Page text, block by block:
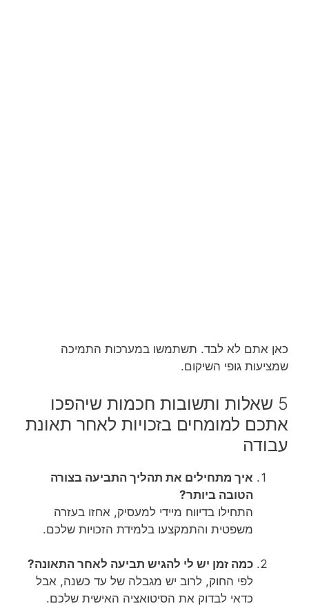
כאן אתם לא לבד. תשתמשו במערכות התמיכה
שמציעות גופי השיקום.
5 שאלות ותשובות חכמות שיהפכו
אתכם למומחים בזכויות לאחר תאונת
עבודה
איך מתחילים את תהליך התביעה בצורה
הטובה ביותר?
התחילו בדיווח מיידי למעסיק, אחזו בעזרה
משפטית והתמקצעו בלמידת הזכויות שלכם.
כמה זמן יש לי להגיש תביעה לאחר התאונה?
לפי החוק, לרוב יש מגבלה של עד כשנה, אבל
כדאי לבדוק את הסיטואציה האישית שלכם.